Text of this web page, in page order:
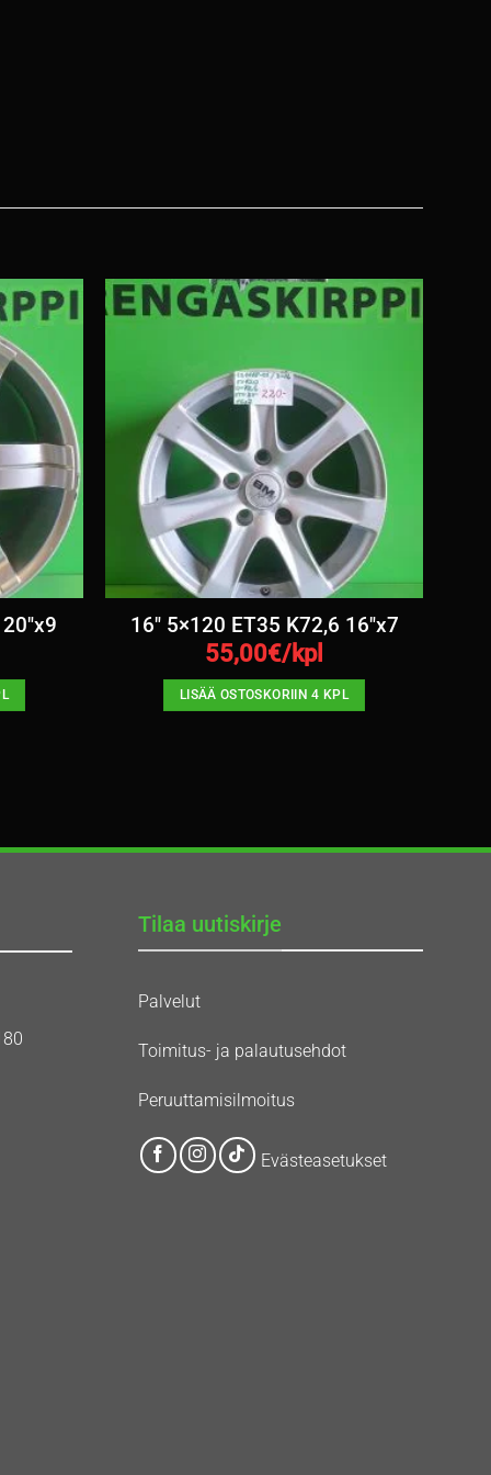
16″ 5×120 ET35 K72,6 16″x7
55,00€/kpl
LISÄÄ OSTOSKORIIN 4 KPL
Tilaa uutiskirje
Palvelut
Toimitus- ja palautusehdot
Peruuttamisilmoitus
Evästeasetukset